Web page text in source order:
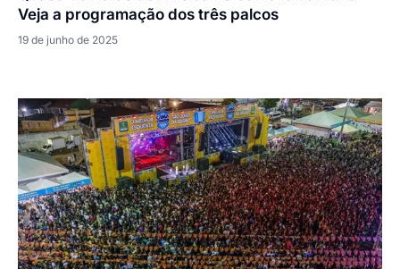
Veja a programação dos três palcos
19 de junho de 2025